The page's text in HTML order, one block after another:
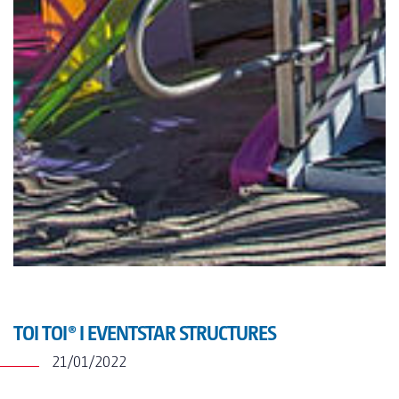
TOI® COLUMNA
SANI TOI®
TOI® HEATER
TOI® SHOWER
TOI® SHOWER EMERGE
TOI TOI® I EVENTSTAR STRUCTURES
21/01/2022